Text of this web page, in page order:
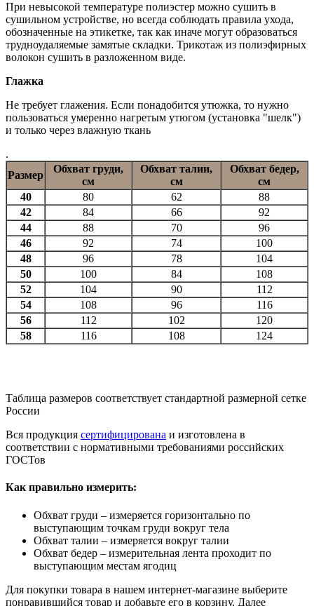
При невысокой температуре полиэстер можно сушить в
сушильном устройстве, но всегда соблюдать правила ухода,
обозначенные на этикетке, так как иначе могут образоваться
трудноудаляемые замятые складки. Трикотаж из полиэфирных
волокон сушить в разложенном виде.
Глажка
Не требует глажения. Если понадобится утюжка, то нужно
пользоваться умеренно нагретым утюгом (установка "шелк")
и только через влажную ткань
.
Размер
Обхват груди,
см
Обхват талии,
см
Обхват бедер,
см
40
80 62
88
42
84 66
92
44
88 70
96
46
92 74
100
48
96 78
104
50
100 84
108
52
104 90
112
54
108 96
116
56
112 102
120
58
116 108 124
Таблица размеров соответствует стандартной размерной сетке
России
Вся продукция сертифицирована и изготовлена в
соответствии с нормативными требованиями российских
ГОСТов
Как правильно измерить:
Обхват груди – измеряется горизонтально по
выступающим точкам груди вокруг тела
Обхват талии – измеряется вокруг талии
Обхват бедер – измерительная лента проходит по
выступающим местам ягодиц
Для покупки товара в нашем интернет-магазине выберите
понравившийся товар и добавьте его в корзину. Далее